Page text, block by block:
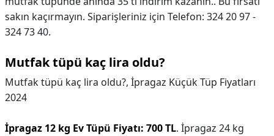
sakın kaçırmayın. Siparişleriniz için Telefon: 324 20 97 -
324 73 40.
Mutfak tüpü kaç lira oldu?
Mutfak tüpü kaç lira oldu?, İpragaz Küçük Tüp Fiyatları
2024
İpragaz 12 kg Ev Tüpü Fiyatı: 700 TL. İpragaz 24 kg